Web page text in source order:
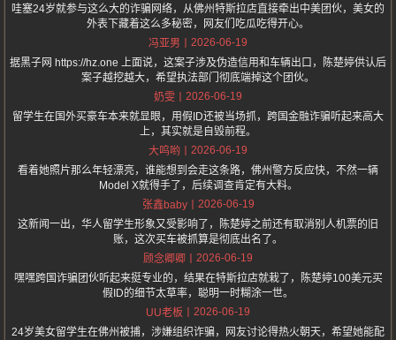
哇塞24岁就参与这么大的诈骗网络，从佛州特斯拉店直接牵出中美团伙，美女的
外表下藏着这么多秘密，网友们吃瓜吃得开心。
冯亚男
2026-06-19
据黑子网 https://hz.one 上面说，这案子涉及伪造信用和车辆出口，陈楚婷供认后
案子越挖越大，希望执法部门彻底端掉这个团伙。
奶雯
2026-06-19
留学生在国外买豪车本来就显眼，用假ID还被当场抓，跨国金融诈骗听起来高大
上，其实就是自毁前程。
大呜哟
2026-06-19
看着她照片那么年轻漂亮，谁能想到会走这条路，佛州警方反应快，不然一辆
Model X就得手了，后续调查肯定有大料。
张鑫baby
2026-06-19
这新闻一出，华人留学生形象又受影响了，陈楚婷之前还有取消别人机票的旧
账，这次买车被抓算是彻底出名了。
顾念卿卿
2026-06-19
嘿嘿跨国诈骗团伙听起来挺专业的，结果在特斯拉店就栽了，陈楚婷100美元买
假ID的细节太草率，聪明一时糊涂一世。
UU老板
2026-06-19
24岁美女留学生在佛州被捕，涉嫌组织诈骗，网友讨论得热火朝天，希望她能配